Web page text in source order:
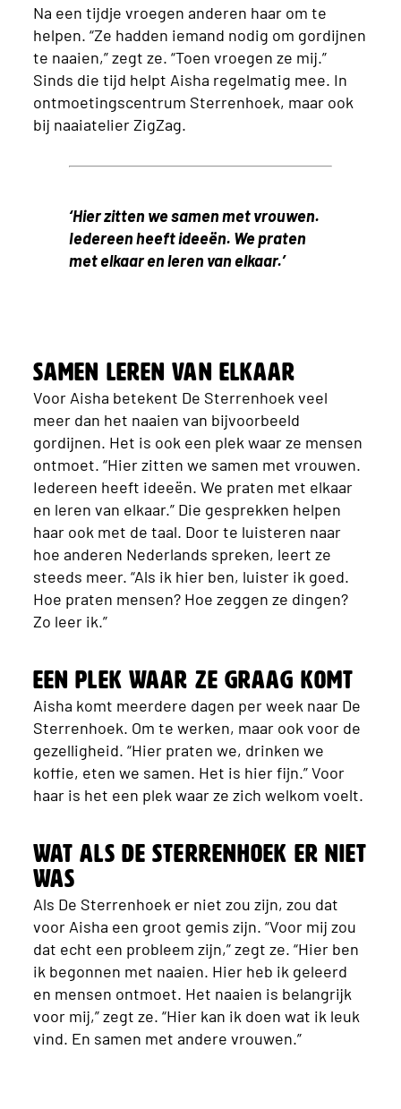
Na een tijdje vroegen anderen haar om te
helpen. “Ze hadden iemand nodig om gordijnen
te naaien,” zegt ze. “Toen vroegen ze mij.”
Sinds die tijd helpt Aisha regelmatig mee. In
ontmoetingscentrum Sterrenhoek, maar ook
bij naaiatelier ZigZag.
‘Hier zitten we samen met vrouwen.
Iedereen heeft ideeën. We praten
met elkaar en leren van elkaar.’
Samen leren van elkaar
Voor Aisha betekent De Sterrenhoek veel
meer dan het naaien van bijvoorbeeld
gordijnen. Het is ook een plek waar ze mensen
ontmoet. “Hier zitten we samen met vrouwen.
Iedereen heeft ideeën. We praten met elkaar
en leren van elkaar.” Die gesprekken helpen
haar ook met de taal. Door te luisteren naar
hoe anderen Nederlands spreken, leert ze
steeds meer. “Als ik hier ben, luister ik goed.
Hoe praten mensen? Hoe zeggen ze dingen?
Zo leer ik.”
Een plek waar ze graag komt
Aisha komt meerdere dagen per week naar De
Sterrenhoek. Om te werken, maar ook voor de
gezelligheid. “Hier praten we, drinken we
koffie, eten we samen. Het is hier fijn.” Voor
haar is het een plek waar ze zich welkom voelt.
Wat als De Sterrenhoek er niet
was
Als De Sterrenhoek er niet zou zijn, zou dat
voor Aisha een groot gemis zijn. “Voor mij zou
dat echt een probleem zijn,” zegt ze. “Hier ben
ik begonnen met naaien. Hier heb ik geleerd
en mensen ontmoet. Het naaien is belangrijk
voor mij,” zegt ze. “Hier kan ik doen wat ik leuk
vind. En samen met andere vrouwen.”